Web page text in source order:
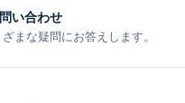
い合わせ
まな疑問にお答えします。